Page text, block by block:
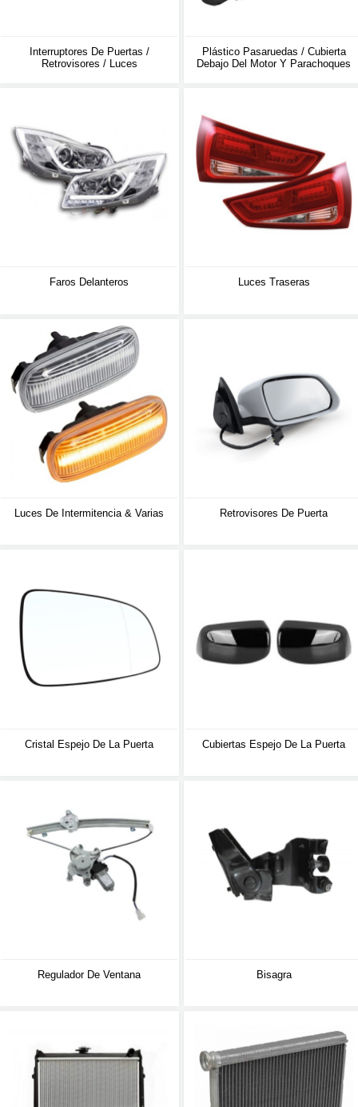
Interruptores De Puertas /
Retrovisores / Luces
Plástico Pasaruedas / Cubierta
Debajo Del Motor Y Parachoques
Faros Delanteros Luces Traseras
Luces De Intermitencia & Varias Retrovisores De Puerta
Cristal Espejo De La Puerta Cubiertas Espejo De La Puerta
Regulador De Ventana Bisagra